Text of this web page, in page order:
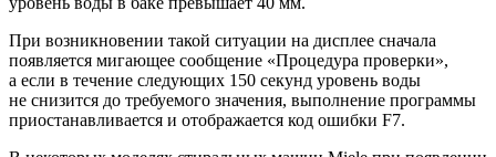
При возникновении такой ситуации на дисплее сначала
появляется мигающее сообщение «Процедура проверки»,
а если в течение следующих 150 секунд уровень воды
не снизится до требуемого значения, выполнение программы
приостанавливается и отображается код ошибки F7.